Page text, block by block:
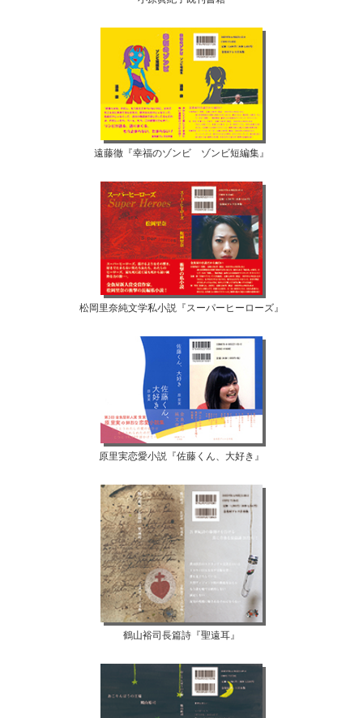
遠藤徹『幸福のゾンビ ゾンビ短編集』
松岡里奈純文学私小説『スーパーヒーローズ』
原里実恋愛小説『佐藤くん、大好き』
鶴山裕司長篇詩『聖遠耳』